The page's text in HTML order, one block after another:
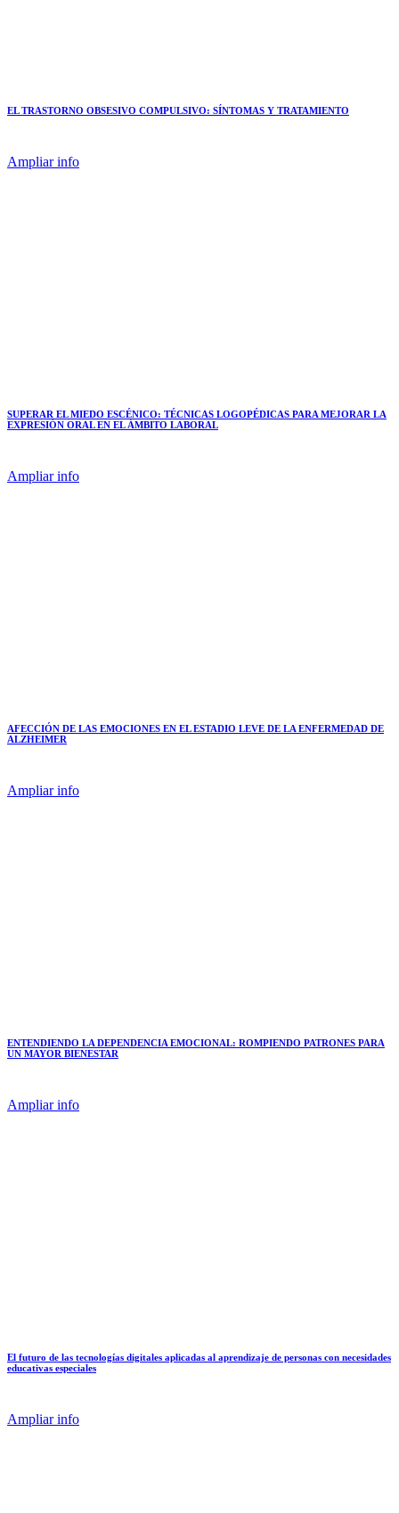
EL TRASTORNO OBSESIVO COMPULSIVO: SÍNTOMAS Y TRATAMIENTO
Ampliar info
SUPERAR EL MIEDO ESCÉNICO: TÉCNICAS LOGOPÉDICAS PARA MEJORAR LA
EXPRESIÓN ORAL EN EL ÁMBITO LABORAL
Ampliar info
AFECCIÓN DE LAS EMOCIONES EN EL ESTADIO LEVE DE LA ENFERMEDAD DE
ALZHEIMER
Ampliar info
ENTENDIENDO LA DEPENDENCIA EMOCIONAL: ROMPIENDO PATRONES PARA
UN MAYOR BIENESTAR
Ampliar info
El futuro de las tecnologías digitales aplicadas al aprendizaje de personas con necesidades
educativas especiales
Ampliar info